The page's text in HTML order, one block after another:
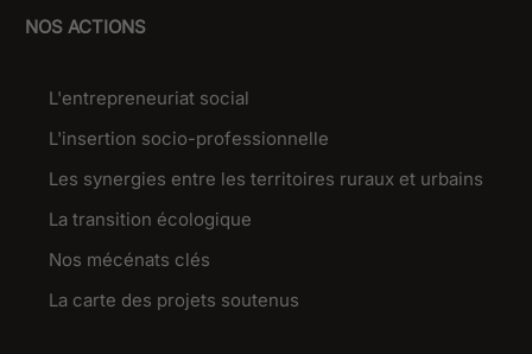
NOS ACTIONS
L'entrepreneuriat social
L'insertion socio-professionnelle
Les synergies entre les territoires ruraux et urbains
La transition écologique
Nos mécénats clés
La carte des projets soutenus